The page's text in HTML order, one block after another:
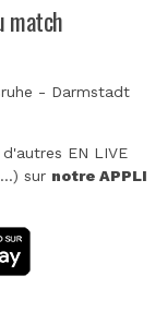
match
- Darmstadt
EN LIVE
sur notre APPLI